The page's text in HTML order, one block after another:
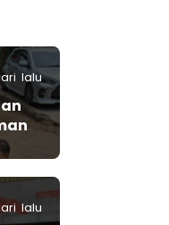
lalu
lalu